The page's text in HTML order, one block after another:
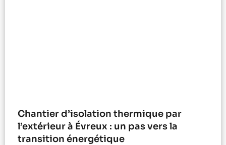
Chantier d’isolation thermique par
l’extérieur à Évreux : un pas vers la
transition énergétique